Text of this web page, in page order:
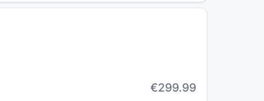
€299.99